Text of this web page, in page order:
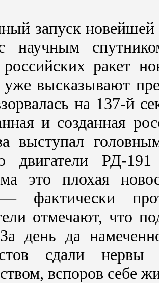
запуск
научным
российских ракет
уже высказывают
на 137-й
и созданная
выступал
двигатели РД-
это плохая
фактически
отмечают, что
день да
сдали
вспоров себе